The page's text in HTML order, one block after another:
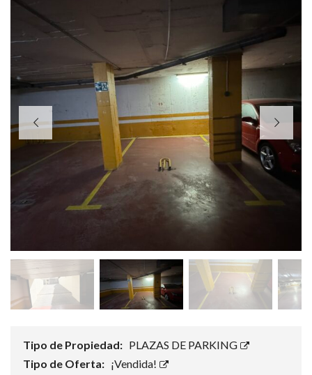
Tipo de Propiedad: PLAZAS DE PARKING
Tipo de Oferta: ¡Vendida!